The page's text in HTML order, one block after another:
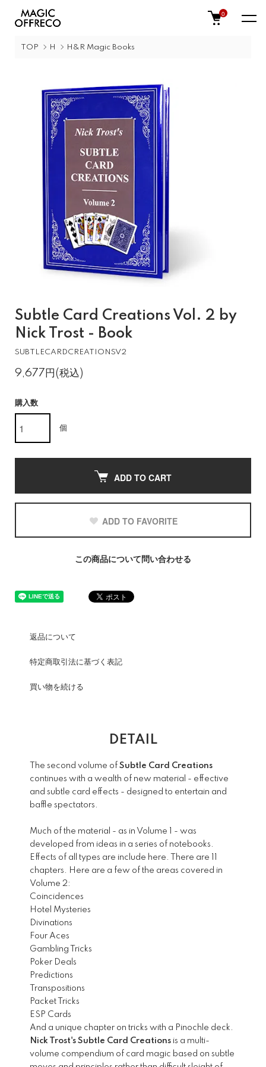
0
TOP H H&R Magic Books
Subtle Card Creations Vol. 2 by
Nick Trost - Book
SUBTLECARDCREATIONSV2
9,677円(税込)
購入数
個
ADD TO CART
ADD TO FAVORITE
この商品について問い合わせる
返品について
特定商取引法に基づく表記
買い物を続ける
DETAIL
The second volume of Subtle Card Creations
continues with a wealth of new material - effective
and subtle card effects - designed to entertain and
baffle spectators.
Much of the material - as in Volume 1 - was
developed from ideas in a series of notebooks.
Effects of all types are include here. There are 11
chapters. Here are a few of the areas covered in
Volume 2:
Coincidences
Hotel Mysteries
Divinations
Four Aces
Gambling Tricks
Poker Deals
Predictions
Transpositions
Packet Tricks
ESP Cards
And a unique chapter on tricks with a Pinochle deck.
Nick Trost's Subtle Card Creations is a multi-
volume compendium of card magic based on subtle